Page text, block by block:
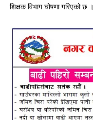
शिक्षक विभाग घोषणा गरिएको छ ।